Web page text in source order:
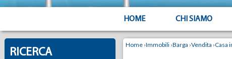
HOME CHI SIAMO
RICERCA
Home ›Immobili ›Barga ›Vendita ›Casa